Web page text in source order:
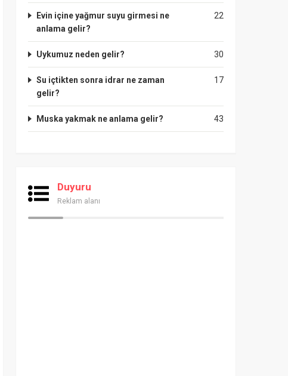
22
Evin içine yağmur suyu girmesi ne
anlama gelir?
30
Uykumuz neden gelir?
17
Su içtikten sonra idrar ne zaman
gelir?
43
Muska yakmak ne anlama gelir?
Duyuru
Reklam alanı